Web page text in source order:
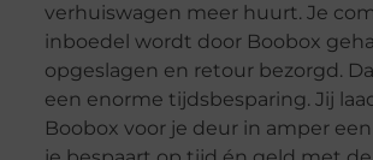
verhuiswagen meer huurt. Je
inboedel wordt door Boobox
opgeslagen en retour bezorgd.
een enorme tijdsbesparing. Jij
Boobox voor je deur in amper